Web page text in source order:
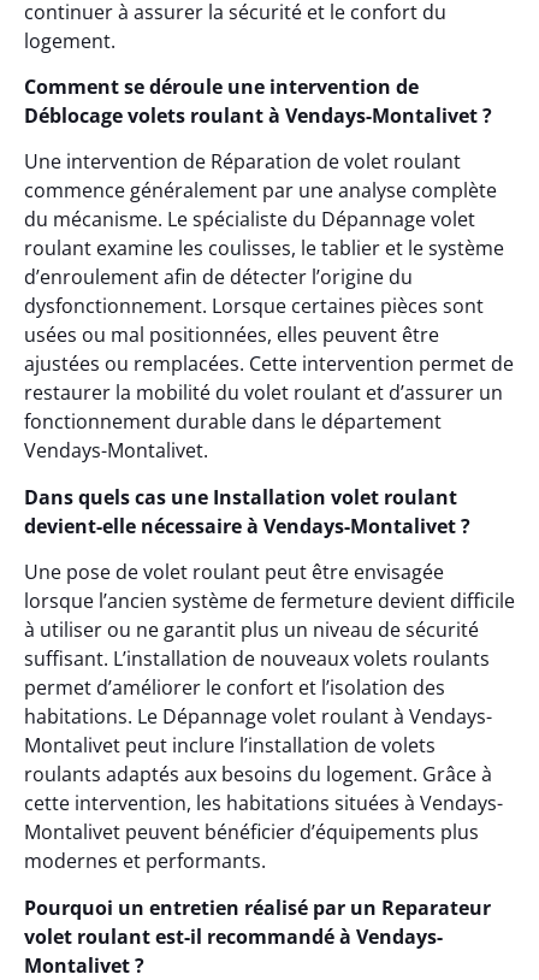
continuer à assurer la sécurité et le confort du
logement.
Comment se déroule une intervention de
Déblocage volets roulant à Vendays-Montalivet ?
Une intervention de Réparation de volet roulant
commence généralement par une analyse complète
du mécanisme. Le spécialiste du Dépannage volet
roulant examine les coulisses, le tablier et le système
d’enroulement afin de détecter l’origine du
dysfonctionnement. Lorsque certaines pièces sont
usées ou mal positionnées, elles peuvent être
ajustées ou remplacées. Cette intervention permet de
restaurer la mobilité du volet roulant et d’assurer un
fonctionnement durable dans le département
Vendays-Montalivet.
Dans quels cas une Installation volet roulant
devient-elle nécessaire à Vendays-Montalivet ?
Une pose de volet roulant peut être envisagée
lorsque l’ancien système de fermeture devient difficile
à utiliser ou ne garantit plus un niveau de sécurité
suffisant. L’installation de nouveaux volets roulants
permet d’améliorer le confort et l’isolation des
habitations. Le Dépannage volet roulant à Vendays-
Montalivet peut inclure l’installation de volets
roulants adaptés aux besoins du logement. Grâce à
cette intervention, les habitations situées à Vendays-
Montalivet peuvent bénéficier d’équipements plus
modernes et performants.
Pourquoi un entretien réalisé par un Reparateur
volet roulant est-il recommandé à Vendays-
Montalivet ?